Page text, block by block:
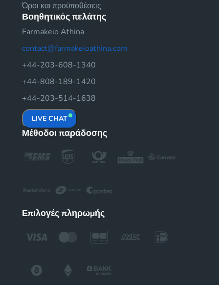
Όροι και προϋποθέσεις
Βοηθητικός πελάτης
Farmakeio Athina
contact@farmakeioathina.com
+44-203-608-1340
+44-808-189-1420
+44-203-514-1638
LIVE CHAT
Μέθοδοι παράδοσης
Επιλογές πληρωμής